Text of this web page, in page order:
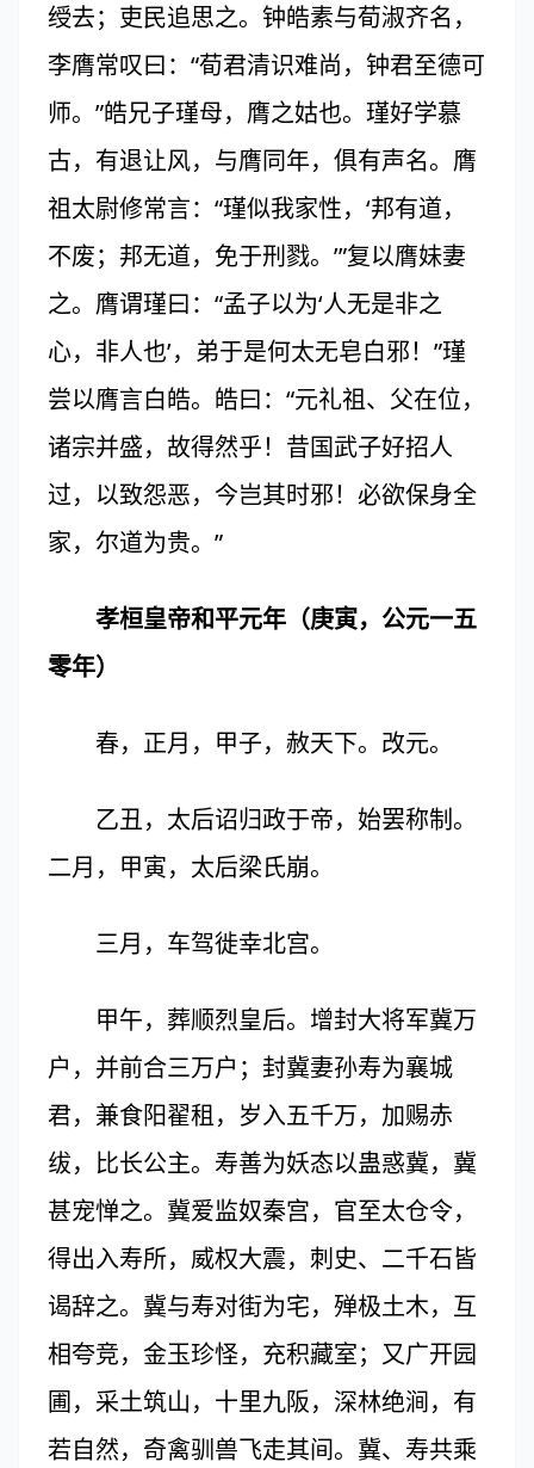
绶去；吏民追思之。钟皓素与荀淑齐名，
李膺常叹曰：“荀君清识难尚，钟君至德可
师。”皓兄子瑾母，膺之姑也。瑾好学慕
古，有退让风，与膺同年，俱有声名。膺
祖太尉修常言：“瑾似我家性，‘邦有道，
不废；邦无道，免于刑戮。’”复以膺妹妻
之。膺谓瑾曰：“孟子以为‘人无是非之
心，非人也’，弟于是何太无皂白邪！”瑾
尝以膺言白皓。皓曰：“元礼祖、父在位，
诸宗并盛，故得然乎！昔国武子好招人
过，以致怨恶，今岂其时邪！必欲保身全
家，尔道为贵。”
孝桓皇帝和平元年（庚寅，公元一五
零年）
春，正月，甲子，赦天下。改元。
乙丑，太后诏归政于帝，始罢称制。
二月，甲寅，太后梁氏崩。
三月，车驾徙幸北宫。
甲午，葬顺烈皇后。增封大将军冀万
户，并前合三万户；封冀妻孙寿为襄城
君，兼食阳翟租，岁入五千万，加赐赤
绂，比长公主。寿善为妖态以蛊惑冀，冀
甚宠惮之。冀爱监奴秦宫，官至太仓令，
得出入寿所，威权大震，刺史、二千石皆
谒辞之。冀与寿对街为宅，殚极土木，互
相夸竞，金玉珍怪，充积藏室；又广开园
圃，采土筑山，十里九阪，深林绝涧，有
若自然，奇禽驯兽飞走其间。冀、寿共乘